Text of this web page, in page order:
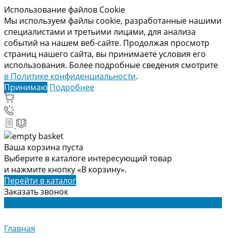
Использование файлов Cookie
Мы используем файлы cookie, разработанные нашими
специалистами и третьими лицами, для анализа
событий на нашем веб-сайте. Продолжая просмотр
страниц нашего сайта, вы принимаете условия его
использования. Более подробные сведения смотрите
в Политике конфиденциальности.
Принимаю Подробнее
Ваша корзина пуста
Выберите в каталоге интересующий товар
и нажмите кнопку «В корзину».
Перейти в каталог
Заказать звонок
Главная